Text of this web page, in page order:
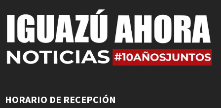
HORARIO DE RECEPCIÓN